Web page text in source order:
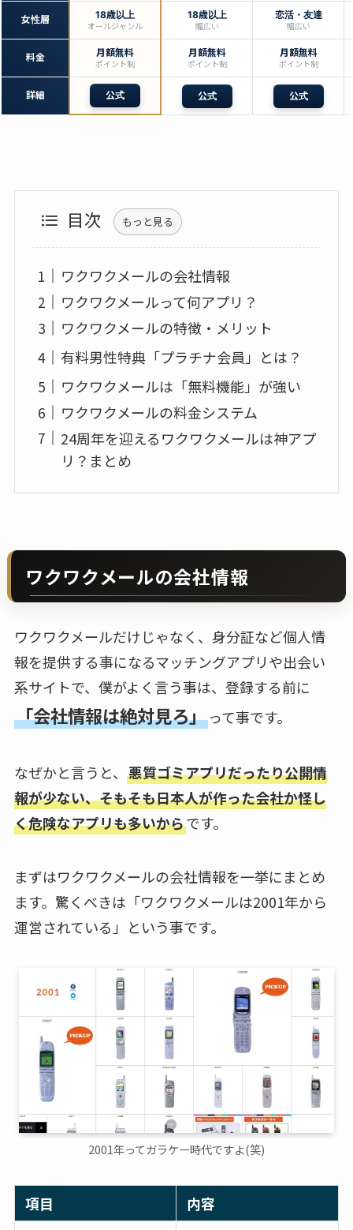
女性層 18歳以上
オールジャンル
18歳以上
幅広い
恋活・友達
幅広い
料金 月額無料
ポイント制
月額無料
ポイント制
月額無料
ポイント制
詳細 公式 公式 公式
目次 もっと見る
ワクワクメールの会社情報
ワクワクメールって何アプリ？
ワクワクメールの特徴・メリット
有料男性特典「プラチナ会員」とは？
ワクワクメールは「無料機能」が強い
ワクワクメールの料金システム
24周年を迎えるワクワクメールは神アプ
リ？まとめ
ワクワクメールの会社情報
ワクワクメールだけじゃなく、身分証など個人情
報を提供する事になるマッチングアプリや出会い
系サイトで、僕がよく言う事は、登録する前に
「会社情報は絶対見ろ」って事です。
なぜかと言うと、 悪質ゴミアプリだったり公開情
報が少ない、そもそも日本人が作った会社か怪し
く危険なアプリも多いからです。
まずはワクワクメールの会社情報を一挙にまとめ
ます。驚くべきは「ワクワクメールは2001年から
運営されている」という事です。
2001年ってガラケー時代ですよ(笑)
項目
内容